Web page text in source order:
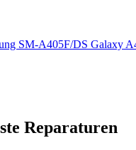
Reparaturen